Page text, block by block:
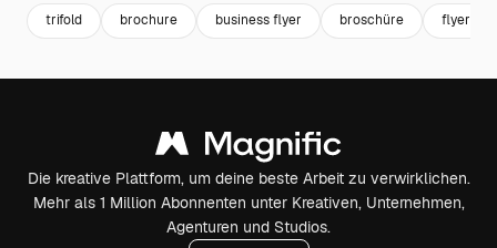
trifold brochure business flyer broschüre flyer
Die kreative Plattform, um deine beste Arbeit zu verwirklichen.
Mehr als 1 Million Abonnenten unter Kreativen, Unternehmen,
Agenturen und Studios.